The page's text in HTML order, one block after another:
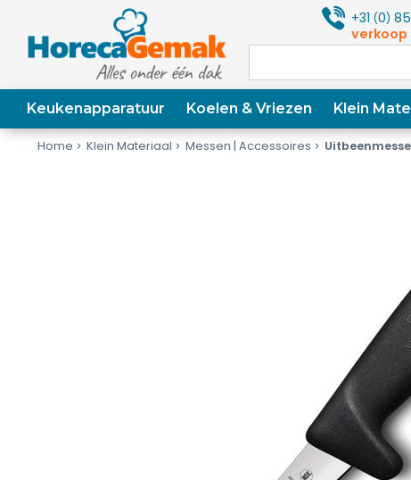
+31(0)
verkoop
Keukenapparatuur Koelen & Vriezen Klein
Home Klein Materiaal Messen | Accessoires